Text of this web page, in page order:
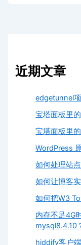
近期文章
edgetunnel
宝塔面板里
宝塔面板里
WordPress
如何处理站
如何让博客
如何把W3
内存不足4G
mysql8.4.10
hiddify客户